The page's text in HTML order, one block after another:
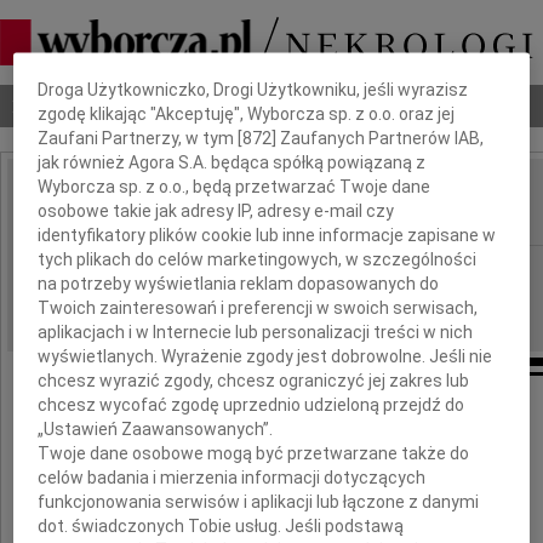
Nekrologi Odeszli Poradnik pogrzebowy
IMIĘ I NAZWISKO: Anna Bruska
REGION: Warszawa
DATA EMISJI: 11.07.2012
"Nieobecni są obecni, zmarli żyją"
Dbamy o Twoją prywatność
Droga Użytkowniczko, Drogi Użytkowniku, jeśli wyrazisz
zgodę klikając "Akceptuję", Wyborcza sp. z o.o. oraz jej
Zaufani Partnerzy, w tym [872 ] Zaufanych Partnerów IAB,
jak również Agora S.A. będąca spółką powiązaną z
Wyborcza sp. z o.o., będą przetwarzać Twoje dane
osobowe takie jak adresy IP, adresy e-mail czy
identyfikatory plików cookie lub inne informacje zapisane w
tych plikach do celów marketingowych, w szczególności
na potrzeby wyświetlania reklam dopasowanych do
Twoich zainteresowań i preferencji w swoich serwisach,
aplikacjach i w Internecie lub personalizacji treści w nich
wyświetlanych. Wyrażenie zgody jest dobrowolne. Jeśli nie
chcesz wyrazić zgody, chcesz ograniczyć jej zakres lub
chcesz wycofać zgodę uprzednio udzieloną przejdź do
„Ustawień Zaawansowanych”.
Twoje dane osobowe mogą być przetwarzane także do
celów badania i mierzenia informacji dotyczących
funkcjonowania serwisów i aplikacji lub łączone z danymi
dot. świadczonych Tobie usług. Jeśli podstawą